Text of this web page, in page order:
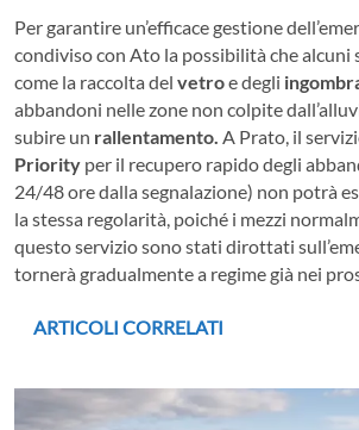
Per garantire un’efficace gestione
condiviso con Ato la possibilità che alcuni
come la raccolta del vetroe degli
abbandoni nelle zone non colpite
subire un rallentamento. A Prato, il
Priority per il recupero rapido degli
24/48 ore dalla segnalazione) non potrà
la stessa regolarità, poiché i mezzi
questo servizio sono stati dirottati
tornerà gradualmente a regime già nei
ARTICOLI CORRELATI